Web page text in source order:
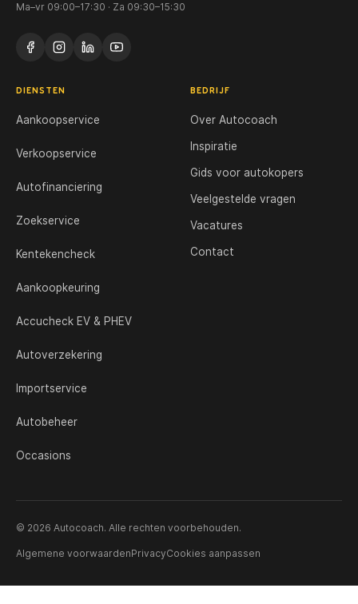
Ma–vr 09:00–17:30 · Za 09:30–15:30
DIENSTEN
Aankoopservice
Verkoopservice
Autofinanciering
Zoekservice
Kentekencheck
Aankoopkeuring
Accucheck EV & PHEV
Autoverzekering
Importservice
Autobeheer
Occasions
BEDRIJF
Over Autocoach
Inspiratie
Gids voor autokopers
Veelgestelde vragen
Vacatures
Contact
© 2026 Autocoach. Alle rechten voorbehouden.
Algemene voorwaardenPrivacyCookies aanpassen